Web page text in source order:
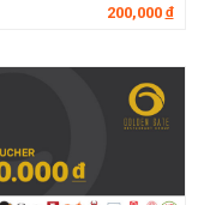
200,000 đ